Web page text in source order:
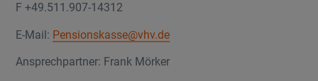
F +49.511.907-14312
E-Mail: Pensionskasse@vhv.de
Ansprechpartner: Frank Mörker